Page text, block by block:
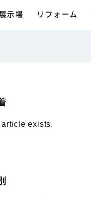
示場 リフォーム
article exists.